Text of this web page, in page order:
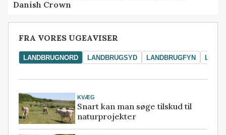
Danish Crown
FRA VORES UGEAVISER
LANDBRUGNORD LANDBRUGSYD LANDBRUGFYN
KVÆG
Snart kan man søge tilskud til
naturprojekter